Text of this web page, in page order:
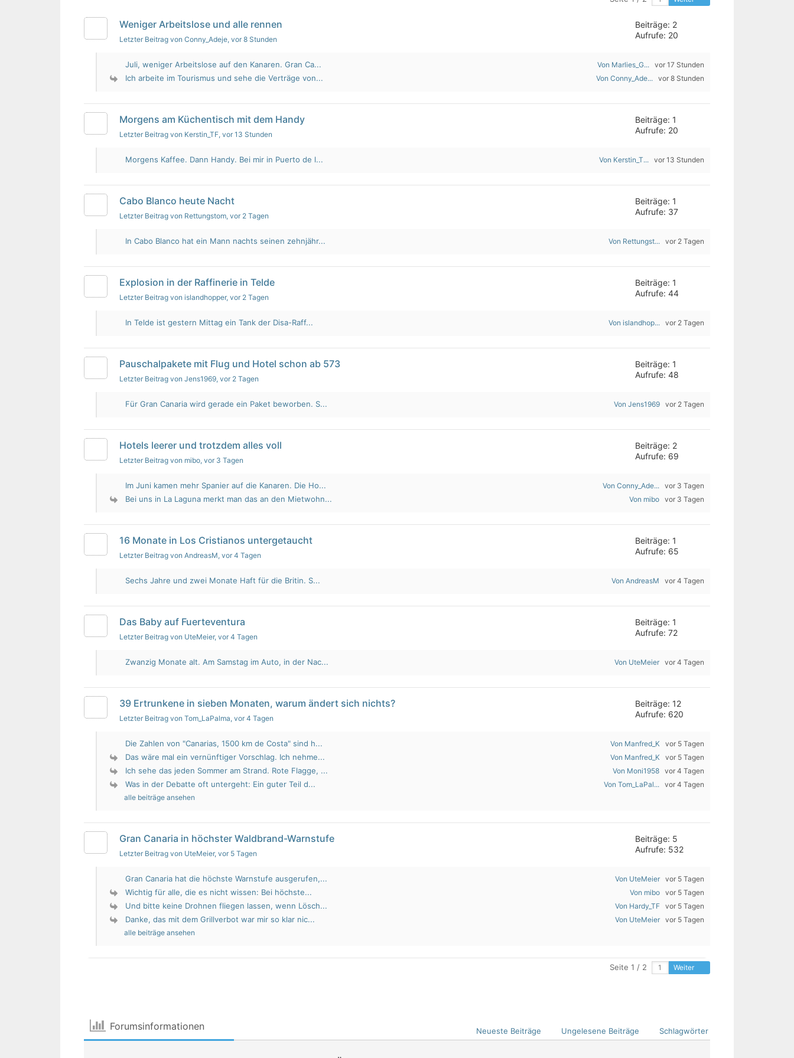
Weniger Arbeitslose und alle rennen
Letzter Beitrag von Conny_Adeje, vor 8 Stunden
Beiträge: 2
Aufrufe: 20
Juli, weniger Arbeitslose auf den Kanaren. Gran Ca... Von Marlies_G... vor 17 Stunden
Ich arbeite im Tourismus und sehe die Verträge von... Von Conny_Ade... vor 8 Stunden
Morgens am Küchentisch mit dem Handy
Letzter Beitrag von Kerstin_TF, vor 13 Stunden
Beiträge: 1
Aufrufe: 20
Morgens Kaffee. Dann Handy. Bei mir in Puerto de l... Von Kerstin_T... vor 13 Stunden
Cabo Blanco heute Nacht
Letzter Beitrag von Rettungstom, vor 2 Tagen
Beiträge: 1
Aufrufe: 37
In Cabo Blanco hat ein Mann nachts seinen zehnjähr... Von Rettungst... vor 2 Tagen
Explosion in der Raffinerie in Telde
Letzter Beitrag von islandhopper, vor 2 Tagen
Beiträge: 1
Aufrufe: 44
In Telde ist gestern Mittag ein Tank der Disa-Raff... Von islandhop... vor 2 Tagen
Pauschalpakete mit Flug und Hotel schon ab 573
Letzter Beitrag von Jens1969, vor 2 Tagen
Beiträge: 1
Aufrufe: 48
Für Gran Canaria wird gerade ein Paket beworben. S... Von Jens1969 vor 2 Tagen
Hotels leerer und trotzdem alles voll
Letzter Beitrag von mibo, vor 3 Tagen
Beiträge: 2
Aufrufe: 69
Im Juni kamen mehr Spanier auf die Kanaren. Die Ho... Von Conny_Ade... vor 3 Tagen
Bei uns in La Laguna merkt man das an den Mietwohn... Von mibo vor 3 Tagen
16 Monate in Los Cristianos untergetaucht
Letzter Beitrag von AndreasM, vor 4 Tagen
Beiträge: 1
Aufrufe: 65
Sechs Jahre und zwei Monate Haft für die Britin. S... Von AndreasM vor 4 Tagen
Das Baby auf Fuerteventura
Letzter Beitrag von UteMeier, vor 4 Tagen
Beiträge: 1
Aufrufe: 72
Zwanzig Monate alt. Am Samstag im Auto, in der Nac... Von UteMeier vor 4 Tagen
39 Ertrunkene in sieben Monaten, warum ändert sich nichts?
Letzter Beitrag von Tom_LaPalma, vor 4 Tagen
Beiträge: 12
Aufrufe: 620
Die Zahlen von "Canarias, 1500 km de Costa" sind h... Von Manfred_K vor 5 Tagen
Das wäre mal ein vernünftiger Vorschlag. Ich nehme... Von Manfred_K vor 5 Tagen
Ich sehe das jeden Sommer am Strand. Rote Flagge, ... Von Moni1958 vor 4 Tagen
Was in der Debatte oft untergeht: Ein guter Teil d... Von Tom_LaPal... vor 4 Tagen
alle beiträge ansehen
Gran Canaria in höchster Waldbrand-Warnstufe
Letzter Beitrag von UteMeier, vor 5 Tagen
Beiträge: 5
Aufrufe: 532
Gran Canaria hat die höchste Warnstufe ausgerufen,... Von UteMeier vor 5 Tagen
Wichtig für alle, die es nicht wissen: Bei höchste... Von mibo vor 5 Tagen
Und bitte keine Drohnen fliegen lassen, wenn Lösch... Von Hardy_TF vor 5 Tagen
Danke, das mit dem Grillverbot war mir so klar nic... Von UteMeier vor 5 Tagen
alle beiträge ansehen
Seite 1 / 2 Weiter
Forumsinformationen Neueste Beiträge Ungelesene Beiträge Schlagwörter